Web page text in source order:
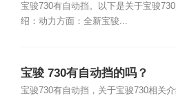
宝骏730有自动挡。以下是关于宝骏
绍：动力方面：全新宝骏...
宝骏 730有自动挡的吗？
宝骏730有自动挡，关于宝骏730相关介